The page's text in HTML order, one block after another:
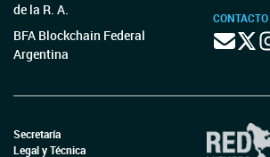
de la R. A.
BFA Blockchain Federal
Argentina
CONTACTO
Secretaría
Legal y Técnica